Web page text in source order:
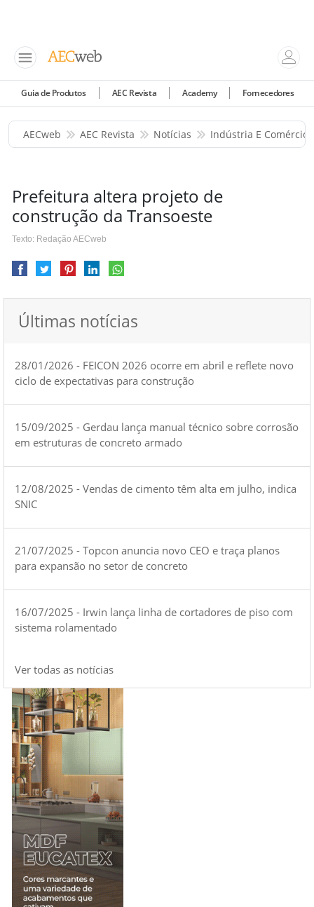
Guia de Produtos AEC Revista Academy Fornecedores
AECweb AEC Revista Notícias Indústria E Comércio
Prefeitura altera projeto de
construção da Transoeste
Texto: Redação AECweb
Últimas notícias
28/01/2026 - FEICON 2026 ocorre em abril e reflete novo
ciclo de expectativas para construção
15/09/2025 - Gerdau lança manual técnico sobre corrosão
em estruturas de concreto armado
12/08/2025 - Vendas de cimento têm alta em julho, indica
SNIC
21/07/2025 - Topcon anuncia novo CEO e traça planos
para expansão no setor de concreto
16/07/2025 - Irwin lança linha de cortadores de piso com
sistema rolamentado
Ver todas as notícias